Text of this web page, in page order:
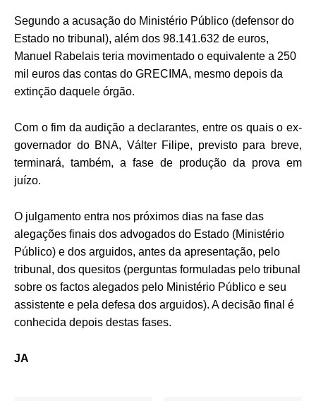
Segundo a acusação do Ministério Público (defensor do
Estado no tribunal), além dos 98.141.632 de euros,
Manuel Rabelais teria movimentado o equivalente a 250
mil euros das contas do GRECIMA, mesmo depois da
extinção daquele órgão.
Com o fim da audição a declarantes, entre os quais o ex-
governador do BNA, Válter Filipe, previsto para breve,
terminará, também, a fase de produção da prova em
juízo.
O julgamento entra nos próximos dias na fase das
alegações finais dos advogados do Estado (Ministério
Público) e dos arguidos, antes da apresentação, pelo
tribunal, dos quesitos (perguntas formuladas pelo tribunal
sobre os factos alegados pelo Ministério Público e seu
assistente e pela defesa dos arguidos). A decisão final é
conhecida depois destas fases.
JA